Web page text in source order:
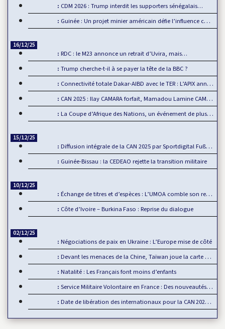
CDM 2026 : Trump interdit les supporters sénégalais…
Guinée : Un projet minier américain défie l’influence chinoise
16/12/25
RDC : le M23 annonce un retrait d’Uvira, mais…
Trump cherche-t-il à se payer la tête de la BBC ?
Connectivité totale Dakar-AIBD avec le TER : L’APIX annonce…
CAN 2025 : Ilay CAMARA forfait, Mamadou Lamine CAMARA…
La Coupe d’Afrique des Nations, un événement de plus en plus…
15/12/25
Diffusion intégrale de la CAN 2025 par Sportdigital Fußball, le…
Guinée-Bissau : la CEDEAO rejette la transition militaire
10/12/25
Échange de titres et d’espèces : L’UMOA comble son retard
Côte d’Ivoire – Burkina Faso : Reprise du dialogue
02/12/25
Négociations de paix en Ukraine : L’Europe mise de côté
Devant les menaces de la Chine, Taïwan joue la carte de…
Natalité : Les Français font moins d’enfants
Service Militaire Volontaire en France : Des nouveautés en 2025
Date de libération des internationaux pour la CAN 2025 : Rumeur ou…